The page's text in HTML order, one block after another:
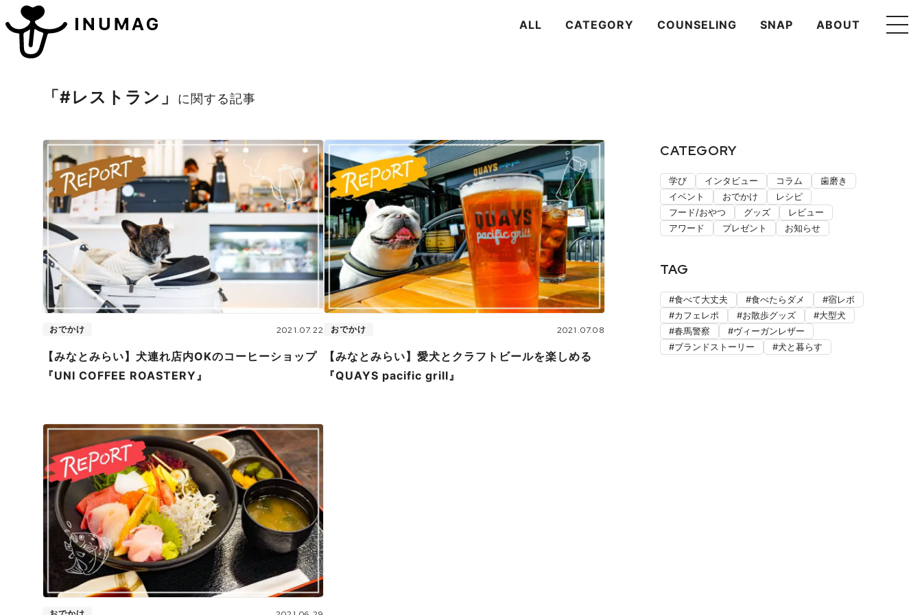
ALL CATEGORY COUNSELING SNAP ABOUT
「#レストラン」 に関する記事
おでかけ 2021.07.22
【みなとみらい】犬連れ店内OKのコーヒーショップ
『UNI COFFEE ROASTERY』
おでかけ 2021.07.08
【みなとみらい】愛犬とクラフトビールを楽しめる
『QUAYS pacific grill』
CATEGORY
学び インタビュー コラム
歯磨き
イベント
おでかけ
レシピ
フード/おやつ
グッズ
レビュー
アワード
プレゼント お知らせ
TAG
食べて大丈夫 食べたらダメ
宿レボ
カフェレポ
お散歩グッズ
大型犬
春馬警察
ヴィーガンレザー
ブランドストーリー
犬と暮らす